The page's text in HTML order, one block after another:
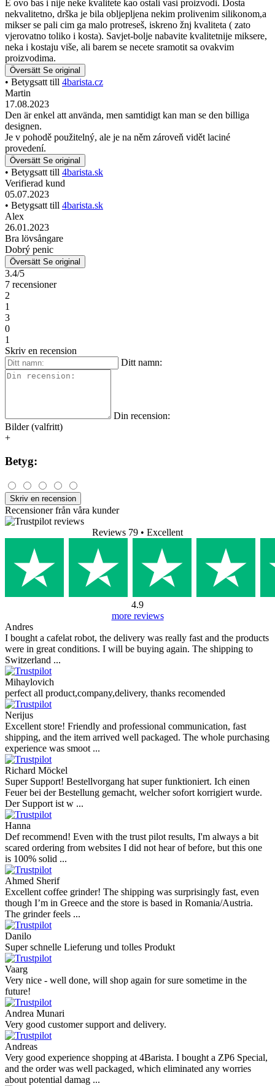
E ovo bas i nije neke kvalitete kao ostali vasi proizvodi. Dosta
nekvalitetno, drška je bila obljepljena nekim prolivenim silikonom,a
mikser se pali cim ga malo protreseš, iskreno žnj kvaliteta ( zato
vjerovatno toliko i kosta). Savjet-bolje nabavite kvalitetnije miksere,
neka i kostaju više, ali barem se necete sramotit sa ovakvim
proizvodima.
Översätt Se original
• Betygsatt till 4barista.cz
Martin
17.08.2023
Den är enkel att använda, men samtidigt kan man se den billiga
designen.
Je v pohodě použitelný, ale je na něm zároveň vidět laciné
provedení.
Översätt Se original
• Betygsatt till 4barista.sk
Verifierad kund
05.07.2023
• Betygsatt till 4barista.sk
Alex
26.01.2023
Bra lövsångare
Dobrý penic
Översätt Se original
3.4/5
7 recensioner
2
1
3
0
1
Skriv en recension
Ditt namn:
Din recension:
Bilder (valfritt)
+
Betyg:
Skriv en recension
Recensioner från våra kunder
Reviews 79 • Excellent
4.9
more reviews
Andres
I bought a cafelat robot, the delivery was really fast and the products
were in great conditions. I will be buying again. The shipping to
Switzerland ...
Mihaylovich
perfect all product,company,delivery, thanks recomended
Nerijus
Excellent store! Friendly and professional communication, fast
shipping, and the item arrived well packaged. The whole purchasing
experience was smoot ...
Richard Möckel
Super Support! Bestellvorgang hat super funktioniert. Ich einen
Feuer bei der Bestellung gemacht, welcher sofort korrigiert wurde.
Der Support ist w ...
Hanna
Def recommend! Even with the trust pilot results, I'm always a bit
scared ordering from websites I did not hear of before, but this one
is 100% solid ...
Ahmed Sherif
Excellent coffee grinder! The shipping was surprisingly fast, even
though I’m in Greece and the store is based in Romania/Austria.
The grinder feels ...
Danilo
Super schnelle Lieferung und tolles Produkt
Vaarg
Very nice - well done, will shop again for sure sometime in the
future!
Andrea Munari
Very good customer support and delivery.
Andreas
Very good experience shopping at 4Barista. I bought a ZP6 Special,
and the order was well packaged, which eliminated any worries
about potential damag ...